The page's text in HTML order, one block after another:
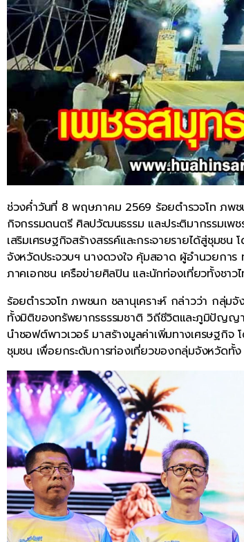
ช่วงค่ำวันที่ 8 พฤษภาคม 2569 ร้อยตำรวจโท ภพชน
กิจกรรมดนตรี ศิลปวัฒนธรรม และประติมากรรมเพ
เสริมเศรษฐกิจสร้างสรรค์และกระจายรายได้สู่ชุมช
จังหวัดประจวบฯ นางดวงใจ คุ้มสอาด ผู้อำนวยกา
ภาคเอกชน เครือข่ายศิลปิน และนักท่องเที่ยวทั้งชา
ร้อยตำรวจโท ภพชนก ชลานุเคราะห์ กล่าวว่า กลุ่
ทั้งมิติของทรัพยากรธรรมชาติ วิถีชีวิตและภูมิปัญญ
นำซอฟต์พาวเวอร์ มาสร้างมูลค่าเพิ่มทางเศรษฐกิ
ชุมชน เพื่อยกระดับการท่องเที่ยวของกลุ่มจังหวัดทั้ง